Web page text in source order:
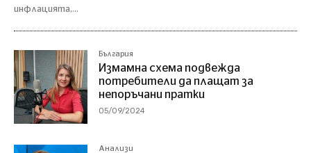
инфлацията,...
България
Измамна схема подвежда
потребители да плащат за
непоръчани пратки
05/09/2024
Анализи